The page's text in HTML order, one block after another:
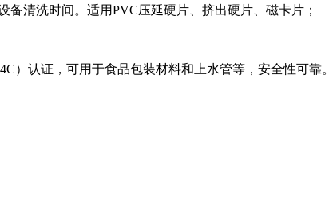
备清洗时间。适用PVC压延硬片、挤出硬片、磁卡片；
4C）认证，可用于食品包装材料和上水管等，安全性可靠。